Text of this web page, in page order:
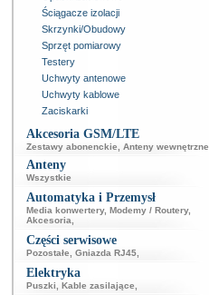
Ściągacze izolacji
Skrzynki/Obudowy
Sprzęt pomiarowy
Testery
Uchwyty antenowe
Uchwyty kablowe
Zaciskarki
Akcesoria GSM/LTE
Zestawy abonenckie Anteny wewnętrzne
Anteny
Wszystkie
Automatyka i Przemysł
Media konwertery, Modemy / Routery,
Akcesoria
Części serwisowe
Pozostałe Gniazda RJ45
Elektryka
Puszki Kable zasilające